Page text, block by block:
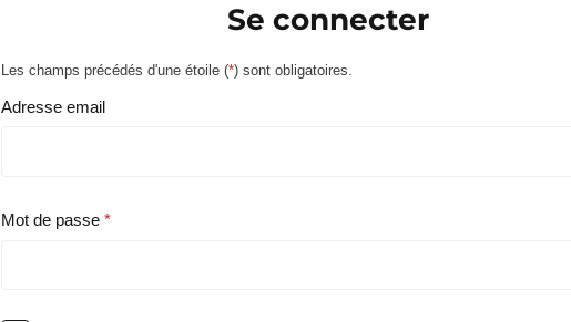
Se connecter
Les champs précédés d'une étoile (*) sont obligatoires.
Adresse email
Mot de passe